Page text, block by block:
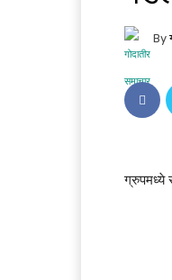
By
ग्रुपमध्ये